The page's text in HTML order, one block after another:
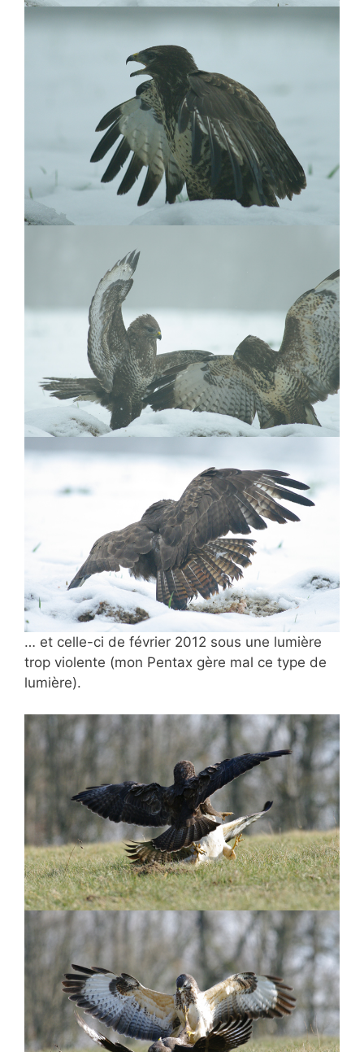
… et celle-ci de février 2012 sous une lumière
trop violente (mon Pentax gère mal ce type de
lumière).